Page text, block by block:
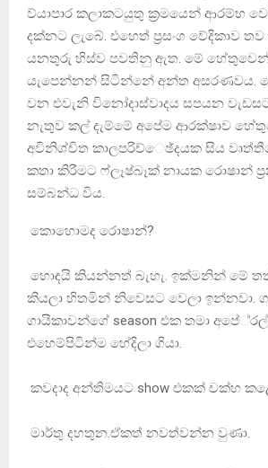
ව්යාපාර කලාකටයුතු ක‍්‍රමයෙන් ආරම්භ
දක්නට ලැබේ. එහෙත් ප‍්‍රසංග වේදිකාව
යනතුරු හිස්ව පවතිනු ඇත. මේ
යැපෙන්නන් සිටින්නේ අන්ත අසරණවය.
වන එවැනි විනෝදාස්වාදය සපයන
නැතුව කල් දැම්මේ අපේම ආරක්ෂාව
අවිනිශ්චිත කාලපරිච්ෙඡ්දයක සිය
කතා කිරීමට ෆ්ලෑෂ්බෑක් නායක රොෂාන්
සම්බන්ධ විය.
කොහොමද රොෂාන්?
හොඳයි කියන්නත් බැහැ. ඉක්මනින් මේ
කියලා හිතමින් නිවෙසට වෙලා ඉන්නවා.
ගායිකාවන්ගේ season එක තමා
එහෙම්පිටින්ම හේදිලා ගියා.
කවදාද අන්තිමයට show එකක් චක්හ
මාර්තු දහතුන.ඒකත් නවත්වන්න වුණා.